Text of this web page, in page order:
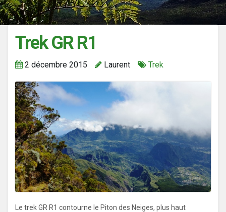
Trek GR R1
2 décembre 2015 Laurent Trek
Le trek GR R1 contourne le Piton des Neiges, plus haut